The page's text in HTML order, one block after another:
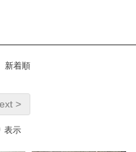
新着順
>
表示